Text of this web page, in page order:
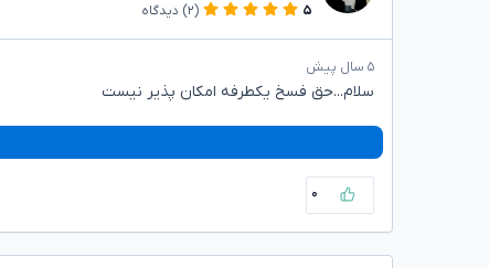
۵
(۲) دیدگاه
۵ سال پیش
سلام...حق فسخ یکطرفه امکان پذیر نیست
۰